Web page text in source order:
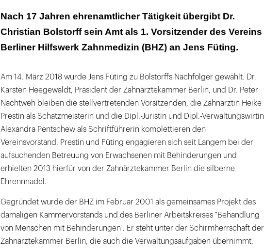
Eine Anlaufstelle für Hilfsbedürftige
Hilfe als Passion
Zahlreiche Ehrungen
Nach 17 Jahren ehrenamtlicher Tätigkeit übergibt Dr.
Christian Bolstorff sein Amt als 1. Vorsitzender des Vereins
Berliner Hilfswerk Zahnmedizin (BHZ) an Jens Füting.
Am 14. März 2018 wurde Jens Füting zu Bolstorffs Nachfolger gewählt. Dr.
Karsten Heegewaldt, Präsident der Zahnärztekammer Berlin, und Dr. Peter
Nachtweh bleiben die stellvertretenden Vorsitzenden, die Zahnärztin Heike
Prestin als Schatzmeisterin und die Dipl.-Juristin und Dipl.-Verwaltungswirtin
Alexandra Pentschew als Schriftführerin komplettieren den
Vereinsvorstand. Prestin und Füting engagieren sich seit Langem bei der
aufsuchenden Betreuung von Erwachsenen mit Behinderungen und
erhielten 2013 hierfür von der Zahnärztekammer Berlin die silberne
Ehrennnadel.
Gegründet wurde der BHZ im Februar 2001 als gemeinsames Projekt des
damaligen Kammervorstands und des Berliner Arbeitskreises "Behandlung
von Menschen mit Behinderungen". Er steht unter der Schirmherrschaft der
Zahnärztekammer Berlin, die auch die Verwaltungsaufgaben übernimmt.